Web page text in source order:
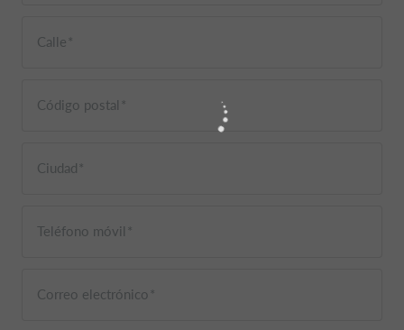
Calle
Código postal
Ciudad
Teléfono móvil
Correo electrónico